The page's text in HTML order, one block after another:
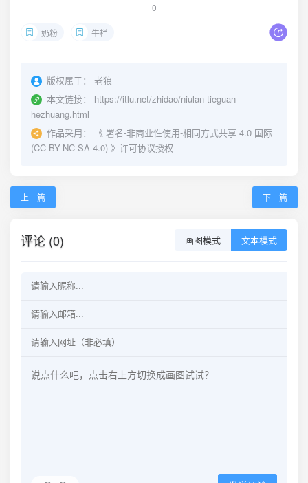
0
奶粉 牛栏
版权属于：
老狼
本文链接：
https://itlu.net/zhidao/niulan-tieguan-
hezhuang.html
作品采用：
《 署名-非商业性使用-相同方式共享 4.0 国际
(CC BY-NC-SA 4.0) 》许可协议授权
上一篇 下一篇
评论 (0) 画图模式 文本模式